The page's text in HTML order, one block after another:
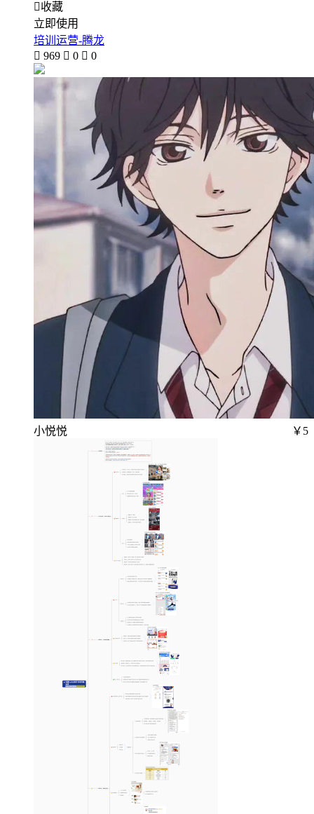
收藏
立即使用
培训运营-腾龙
 969  0  0
小悦悦 ￥5